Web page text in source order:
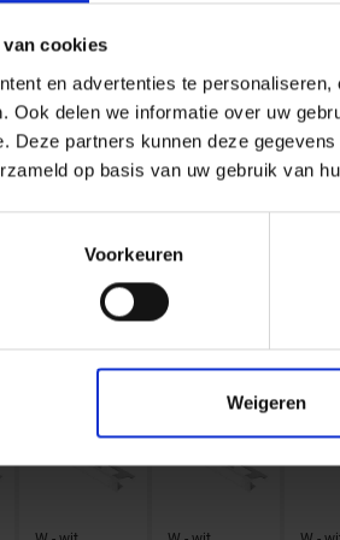
van cookies
en advertenties te
Ook delen we informatie over uw
Deze partners kunnen deze
op basis van uw gebruik van
Voorkeuren
Weigeren
PG -
PG125/300
PG -
PG60/300
PG -
L=2,5 m